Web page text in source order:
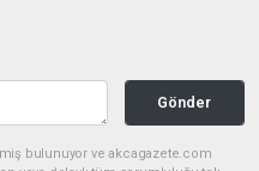
Gönder
bulunuyor ve akcagazete.com